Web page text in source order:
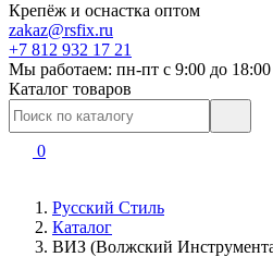
Крепёж и оснастка оптом
zakaz@rsfix.ru
+7 812 932 17 21
Мы работаем: пн-пт c 9:00 до 18:00
Каталог товаров
0
Русский Стиль
Каталог
ВИЗ (Волжский